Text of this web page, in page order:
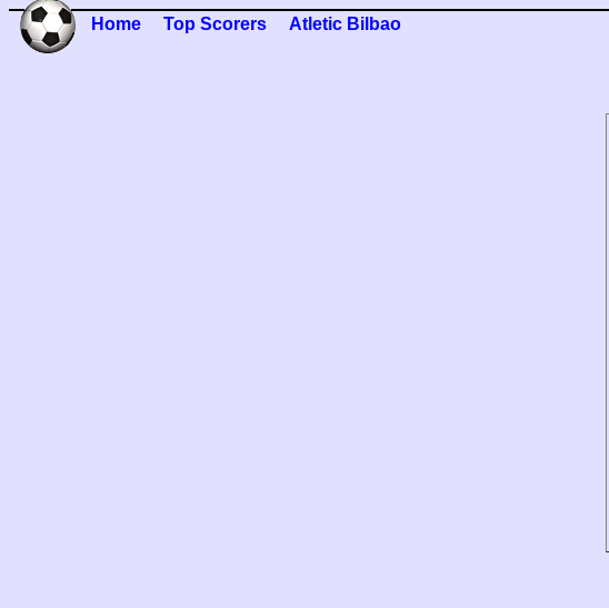
Home Top Scorers Atletic Bilbao